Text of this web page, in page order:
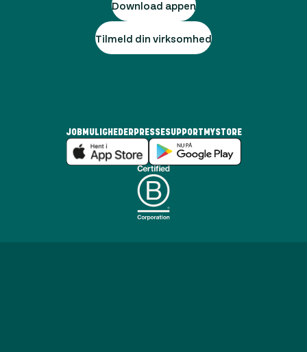
Download appen
Tilmeld din virksomhed
JOBMULIGHEDERPRESSESUPPORT MYSTORE